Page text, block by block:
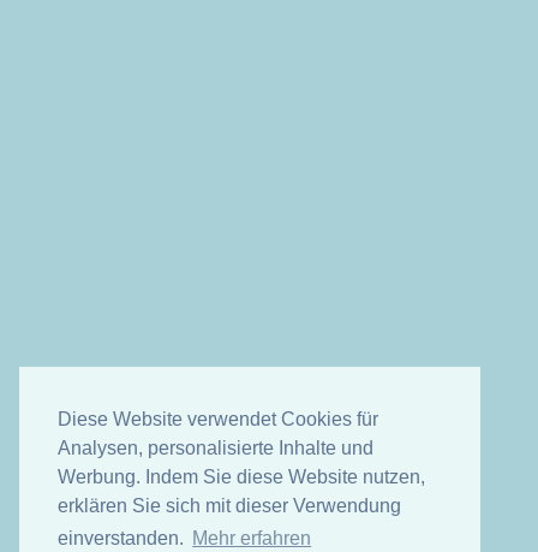
Diese Website verwendet Cookies für
Analysen, personalisierte Inhalte und
Werbung. Indem Sie diese Website nutzen,
erklären Sie sich mit dieser Verwendung
einverstanden. Mehr erfahren